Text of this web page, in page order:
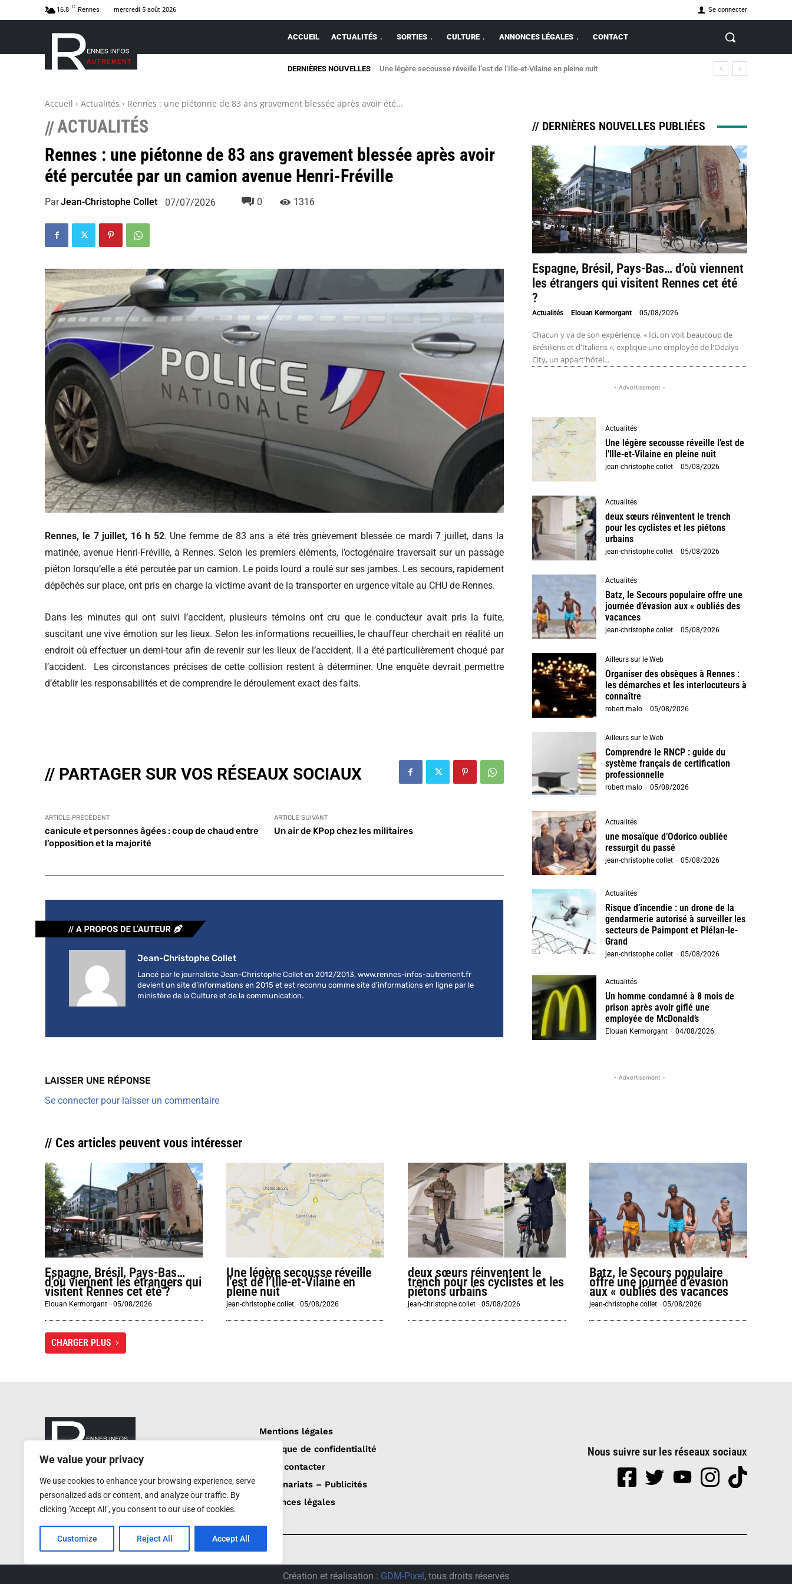
We value your privacy
We use cookies to enhance your browsing experience, serve
personalized ads or content, and analyze our traffic. By
clicking "Accept All", you consent to our use of cookies.
Customize Reject All Accept All
16.8 C Rennes mercredi 5 août 2026 Se connecter
ACCUEIL ACTUALITÉS SORTIES CULTURE ANNONCES LÉGALES CONTACT
DERNIÈRES NOUVELLES Une légère secousse réveille l’est de l’Ille-et-Vilaine en pleine nuit
Accueil Actualités Rennes : une piétonne de 83 ans gravement blessée après avoir été...
//ACTUALITÉS
Rennes : une piétonne de 83 ans gravement blessée après avoir
été percutée par un camion avenue Henri-Fréville
ParJean-Christophe Collet 07/07/2026 0 1316
Rennes, le 7 juillet, 16 h 52. Une femme de 83 ans a été très grièvement blessée ce mardi 7 juillet, dans la
matinée, avenue Henri-Fréville, à Rennes. Selon les premiers éléments, l’octogénaire traversait sur un passage
piéton lorsqu’elle a été percutée par un camion. Le poids lourd a roulé sur ses jambes. Les secours, rapidement
dépêchés sur place, ont pris en charge la victime avant de la transporter en urgence vitale au CHU de Rennes.
Dans les minutes qui ont suivi l’accident, plusieurs témoins ont cru que le conducteur avait pris la fuite,
suscitant une vive émotion sur les lieux. Selon les informations recueillies, le chauffeur cherchait en réalité un
endroit où effectuer un demi-tour afin de revenir sur les lieux de l’accident. Il a été particulièrement choqué par
l’accident. Les circonstances précises de cette collision restent à déterminer. Une enquête devrait permettre
d’établir les responsabilités et de comprendre le déroulement exact des faits.
// PARTAGER SUR VOS RÉSEAUX SOCIAUX
ARTICLE PRÉCÉDENT
canicule et personnes âgées : coup de chaud entre
l’opposition et la majorité
ARTICLE SUIVANT
Un air de KPop chez les militaires
Jean-Christophe Collet
Lancé par le journaliste Jean-Christophe Collet en 2012/2013, www.rennes-infos-autrement.fr
devient un site d’informations en 2015 et est reconnu comme site d’informations en ligne par le
ministère de la Culture et de la communication.
LAISSER UNE RÉPONSE
Se connecter pour laisser un commentaire
// DERNIÈRES NOUVELLES PUBLIÉES
Espagne, Brésil, Pays-Bas… d’où viennent
les étrangers qui visitent Rennes cet été
?
Actualités Elouan Kermorgant - 05/08/2026
Chacun y va de son expérience. « Ici, on voit beaucoup de
Brésiliens et d'Italiens », explique une employée de l'Odalys
City, un appart'hôtel...
- Advertisement -
Actualités
Une légère secousse réveille l’est de
l’Ille-et-Vilaine en pleine nuit
jean-christophe collet - 05/08/2026
Actualités
deux sœurs réinventent le trench
pour les cyclistes et les piétons
urbains
jean-christophe collet - 05/08/2026
Actualités
Batz, le Secours populaire offre une
journée d’évasion aux « oubliés des
vacances
jean-christophe collet - 05/08/2026
Ailleurs sur le Web
Organiser des obsèques à Rennes :
les démarches et les interlocuteurs à
connaître
robert malo - 05/08/2026
Ailleurs sur le Web
Comprendre le RNCP : guide du
système français de certification
professionnelle
robert malo - 05/08/2026
Actualités
une mosaïque d’Odorico oubliée
ressurgit du passé
jean-christophe collet - 05/08/2026
Actualités
Risque d’incendie : un drone de la
gendarmerie autorisé à surveiller les
secteurs de Paimpont et Plélan-le-
Grand
jean-christophe collet - 05/08/2026
Actualités
Un homme condamné à 8 mois de
prison après avoir giflé une
employée de McDonald’s
Elouan Kermorgant - 04/08/2026
- Advertisement -
// Ces articles peuvent vous intéresser
Espagne, Brésil, Pays-Bas…
d’où viennent les étrangers qui
visitent Rennes cet été ?
Elouan Kermorgant -05/08/2026
Une légère secousse réveille
l’est de l’Ille-et-Vilaine en
pleine nuit
jean-christophe collet -05/08/2026
deux sœurs réinventent le
trench pour les cyclistes et les
piétons urbains
jean-christophe collet -05/08/2026
Batz, le Secours populaire
offre une journée d’évasion
aux « oubliés des vacances
jean-christophe collet -05/08/2026
CHARGER PLUS
rennesinfosautrement@gmail.com
RCS de Rennes : 752 406 884
Service de presse : 0620 W
Mentions légales
Politique de confidentialité
Nous contacter
Partenariats – Publicités
Annonces légales
Nous suivre sur les réseaux sociaux
Création et réalisation : GDM-Pixel , tous droits réservés